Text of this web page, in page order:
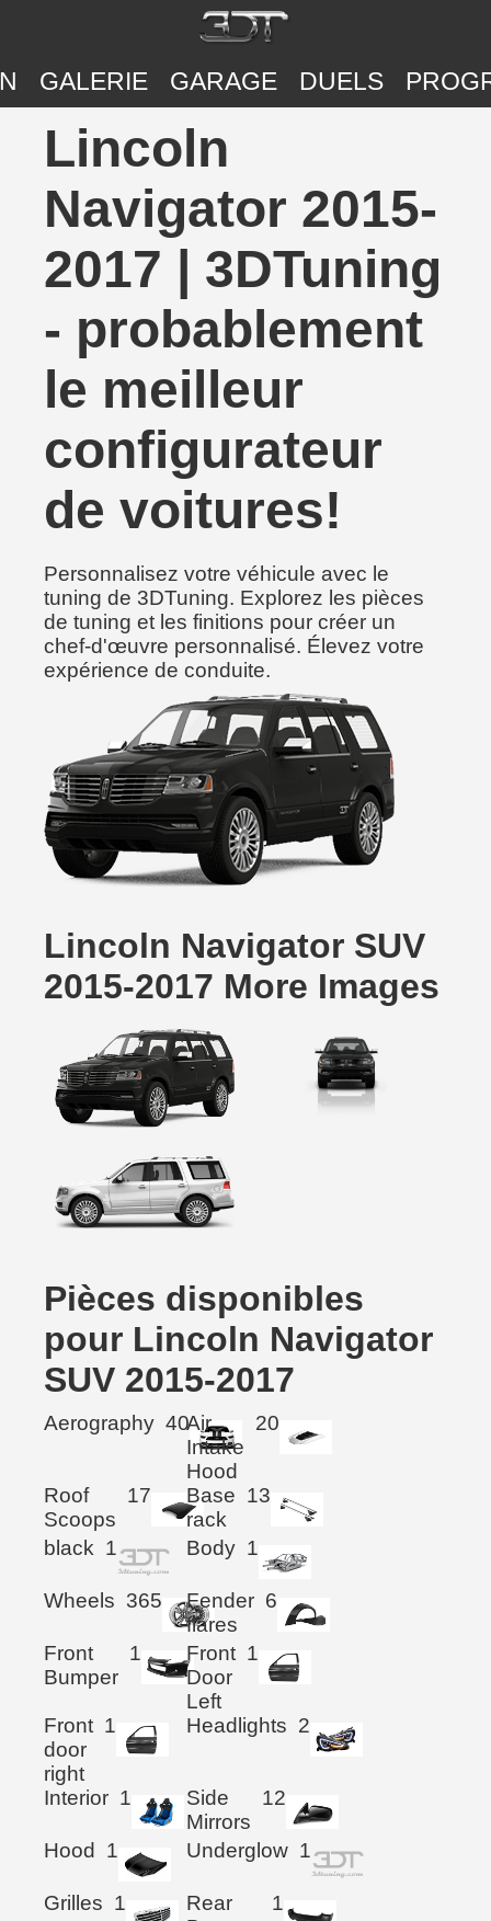
GALERIE GARAGE DUELS
Lincoln
Navigator 2015-
2017 | 3DTuning
- probablement
le meilleur
configurateur
de voitures!
Personnalisez votre véhicule avec le
tuning de 3DTuning. Explorez les pièces
de tuning et les finitions pour créer un
chef-d'œuvre personnalisé. Élevez votre
expérience de conduite.
Lincoln Navigator SUV
2015-2017 More Images
Pièces disponibles
pour Lincoln Navigator
SUV 2015-2017
Aerography 40Air
Intake
Hood
20
Roof
Scoops
17
Base
rack
13
black 1 Body 1
Wheels 365
Fender
flares
6
Front
Bumper
1
Front
Door
Left
1
Front
door
right
1 Headlights 2
Interior 1
Side
Mirrors
12
Hood 1 Underglow 1
Grilles 1
Rear
1